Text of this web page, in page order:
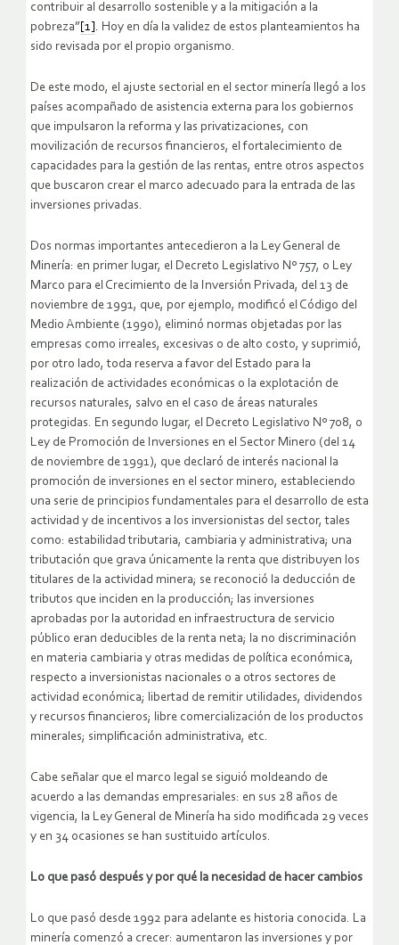
contribuir al desarrollo sostenible y a la mitigación a la
pobreza” [1] . Hoy en día la validez de estos planteamientos ha
sido revisada por el propio organismo.
De este modo, el ajuste sectorial en el sector minería llegó a los
países acompañado de asistencia externa para los gobiernos
que impulsaron la reforma y las privatizaciones, con
movilización de recursos financieros, el fortalecimiento de
capacidades para la gestión de las rentas, entre otros aspectos
que buscaron crear el marco adecuado para la entrada de las
inversiones privadas.
Dos normas importantes antecedieron a la Ley General de
Minería: en primer lugar, el Decreto Legislativo Nº 757, o Ley
Marco para el Crecimiento de la Inversión Privada, del 13 de
noviembre de 1991, que, por ejemplo, modificó el Código del
Medio Ambiente (1990), eliminó normas objetadas por las
empresas como irreales, excesivas o de alto costo, y suprimió,
por otro lado, toda reserva a favor del Estado para la
realización de actividades económicas o la explotación de
recursos naturales, salvo en el caso de áreas naturales
protegidas. En segundo lugar, el Decreto Legislativo Nº 708, o
Ley de Promoción de Inversiones en el Sector Minero (del 14
de noviembre de 1991), que declaró de interés nacional la
promoción de inversiones en el sector minero, estableciendo
una serie de principios fundamentales para el desarrollo de esta
actividad y de incentivos a los inversionistas del sector, tales
como: estabilidad tributaria, cambiaria y administrativa; una
tributación que grava únicamente la renta que distribuyen los
titulares de la actividad minera; se reconoció la deducción de
tributos que inciden en la producción; las inversiones
aprobadas por la autoridad en infraestructura de servicio
público eran deducibles de la renta neta; la no discriminación
en materia cambiaria y otras medidas de política económica,
respecto a inversionistas nacionales o a otros sectores de
actividad económica; libertad de remitir utilidades, dividendos
y recursos financieros; libre comercialización de los productos
minerales; simplificación administrativa, etc.
Cabe señalar que el marco legal se siguió moldeando de
acuerdo a las demandas empresariales: en sus 28 años de
vigencia, la Ley General de Minería ha sido modificada 29 veces
y en 34 ocasiones se han sustituido artículos.
Lo que pasó después y por qué la necesidad de hacer cambios
Lo que pasó desde 1992 para adelante es historia conocida. La
minería comenzó a crecer: aumentaron las inversiones y por